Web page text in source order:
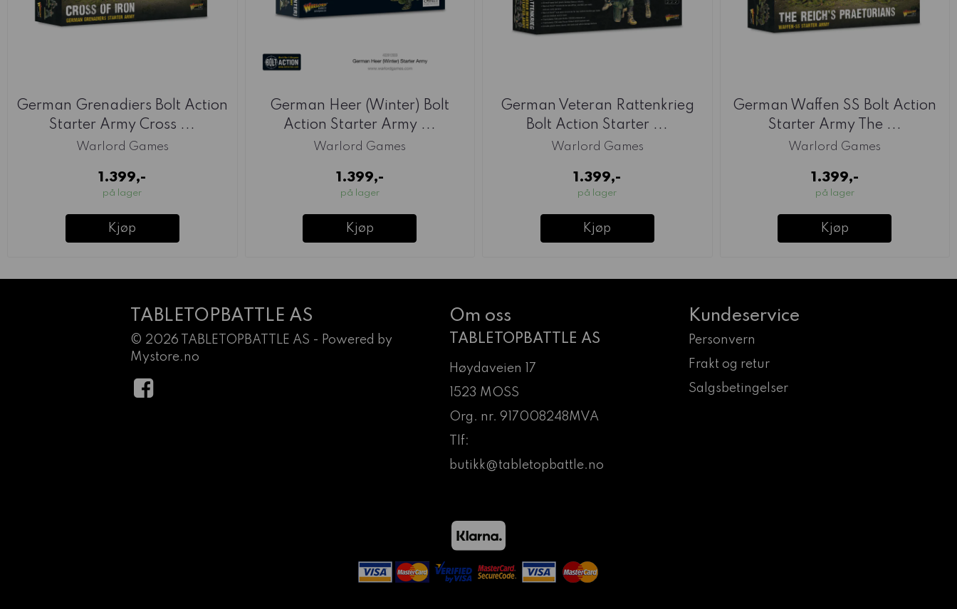
German Grenadiers Bolt Action
Starter Army Cross ...
Warlord Games
1.399,-
på lager
Kjøp
German Heer (Winter) Bolt
Action Starter Army ...
Warlord Games
1.399,-
på lager
Kjøp
German Veteran Rattenkrieg
Bolt Action Starter ...
Warlord Games
1.399,-
på lager
Kjøp
German Waffen SS Bolt Action
Starter Army The ...
Warlord Games
1.399,-
på lager
Kjøp
TABLETOPBATTLE AS
© 2026 TABLETOPBATTLE AS - Powered by
Mystore.no
Om oss
TABLETOPBATTLE AS
Høydaveien 17
1523 MOSS
Org. nr. 917008248MVA
Tlf:
butikk@tabletopbattle.no
Kundeservice
Personvern
Frakt og retur
Salgsbetingelser